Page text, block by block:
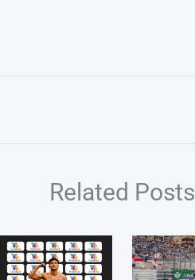
Related Posts